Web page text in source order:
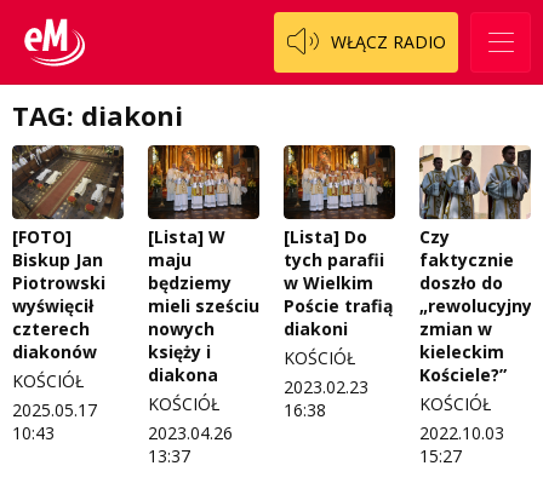
WŁĄCZ RADIO
Staszowski
Włoszczowski
Cały ten sport
Dzieciaki Cudaki
Fascynująca nauka
Historia na fali
Modna kultura
OdNowa
Pacjent, którego nie zapomnę
Pasjonaci
Piąta strona świata
Prawdę mówiąc
Koncert życzeń
Kontakt
O nas
Regulamin programu Patron
Zespół
Logo do pobrania
Regulamin konkursów
Regulamin przesyłania materiałów
Regulamin sklepu internetowego
TAG: diakoni
[FOTO]
Biskup Jan
Piotrowski
wyświęcił
czterech
diakonów
KOŚCIÓŁ
2025.05.17
10:43
[Lista] W
maju
będziemy
mieli sześciu
nowych
księży i
diakona
KOŚCIÓŁ
2023.04.26
13:37
[Lista] Do
tych parafii
w Wielkim
Poście trafią
diakoni
KOŚCIÓŁ
2023.02.23
16:38
Czy
faktycznie
doszło do
zmian w
kieleckim
Kościele?”
KOŚCIÓŁ
2022.10.03
15:27